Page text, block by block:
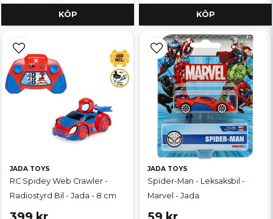
KÖP KÖP
JADA TOYS
RC Spidey Web Crawler -
Radiostyrd Bil - Jada - 8 cm
JADA TOYS
Spider-Man - Leksaksbil -
Marvel - Jada